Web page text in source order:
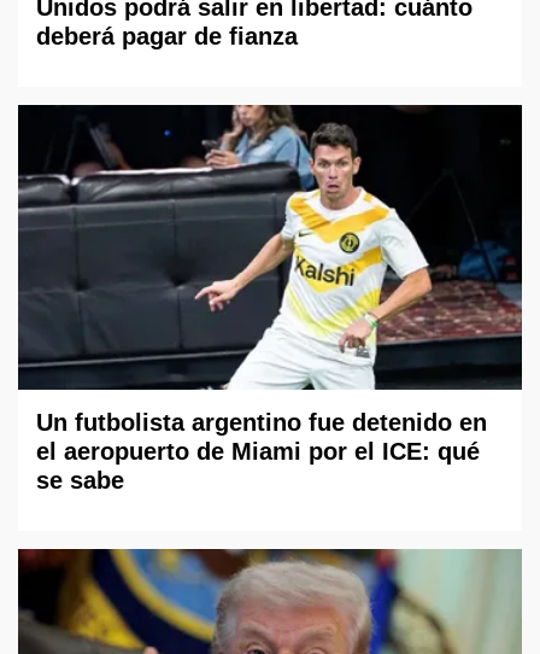
Unidos podrá salir en libertad: cuánto
deberá pagar de fianza
Un futbolista argentino fue detenido en
el aeropuerto de Miami por el ICE: qué
se sabe